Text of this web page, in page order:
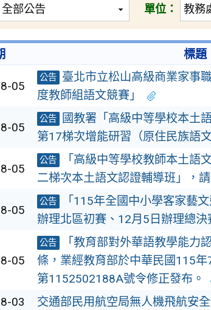
單位：
標題
05
公告 臺北市立松山高級商業家事
度教師組語文競賽」
05
公告
國教署「高級中等學校本土
第17梯次增能研習（原住民族語
05
公告
「高級中等學校教師本土
二梯次本土語文認證輔導班」，
05
公告
「115年全國中小學客家藝
辦理北區初賽、12月5日辦理總決
05
公告
「教育部對外華語教學能力
條，業經教育部於中華民國115
第1152502188A號令修正發布。
03 交通部民用航空局無人機飛航安